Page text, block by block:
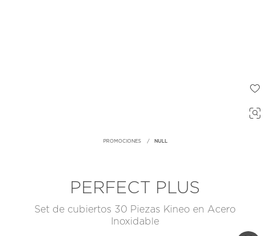
PROMOCIONES NULL
PERFECT PLUS
Set de cubiertos 30 Piezas Kineo en Acero
Inoxidable